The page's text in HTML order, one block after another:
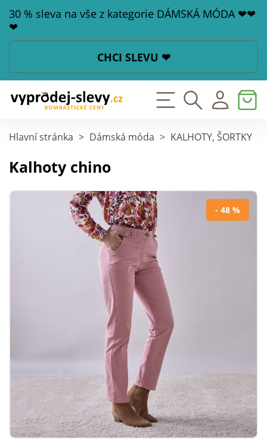
30 % sleva na vše z kategorie DÁMSKÁ MÓDA ❤❤
❤
CHCI SLEVU ❤
Hlavní stránka > Dámská móda > KALHOTY, ŠORTKY >
Kalhoty chino
- 48 %